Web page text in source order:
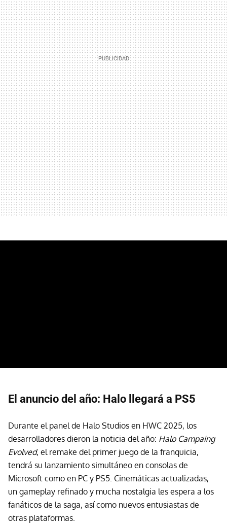
El anuncio del año: Halo llegará a PS5
Durante el panel de Halo Studios en HWC 2025, los
desarrolladores dieron la noticia del año: Halo Campaing
Evolved, el remake del primer juego de la franquicia,
tendrá su lanzamiento simultáneo en consolas de
Microsoft como en PC y PS5. Cinemáticas actualizadas,
un gameplay refinado y mucha nostalgia les espera a los
fanáticos de la saga, así como nuevos entusiastas de
otras plataformas.